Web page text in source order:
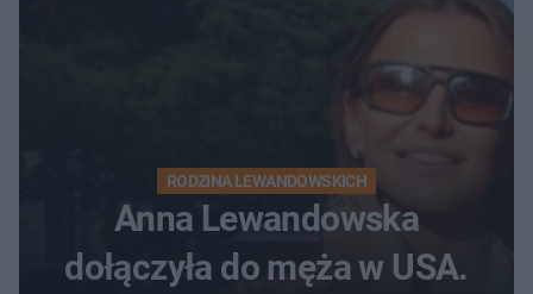
RODZINA LEWANDOWSKICH
Anna Lewandowska
dołączyła do męża w USA.